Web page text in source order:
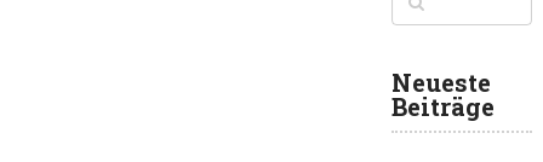
Neueste
Beiträge